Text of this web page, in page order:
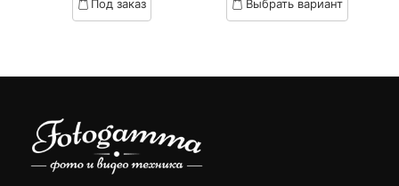
onПод заказ
on
составляла
23,470 ₽.
Выбрать вариант